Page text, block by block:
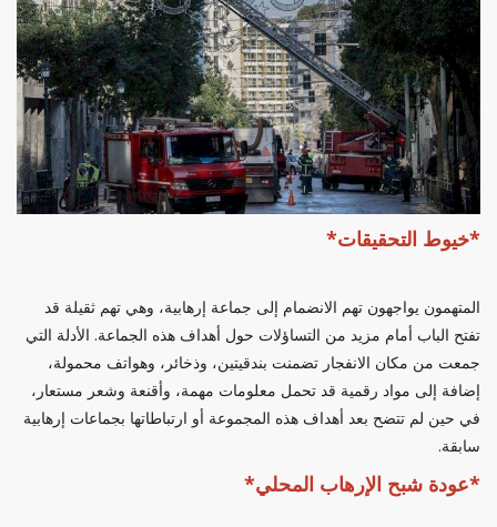
*خيوط التحقيقات*
المتهمون يواجهون تهم الانضمام إلى جماعة إرهابية، وهي تهم ثقيلة قد
تفتح الباب أمام مزيد من التساؤلات حول أهداف هذه الجماعة. الأدلة التي
جمعت من مكان الانفجار تضمنت بندقيتين، وذخائر، وهواتف محمولة،
إضافة إلى مواد رقمية قد تحمل معلومات مهمة، وأقنعة وشعر مستعار،
في حين لم تتضح بعد أهداف هذه المجموعة أو ارتباطاتها بجماعات إرهابية
سابقة.
*عودة شبح الإرهاب المحلي*